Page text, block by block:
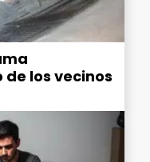
los vecinos